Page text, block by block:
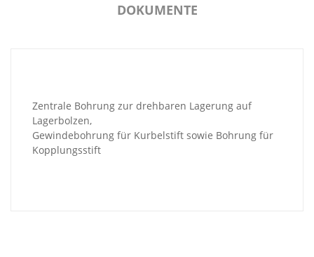
DOKUMENTE
Zentrale Bohrung zur drehbaren Lagerung auf
Lagerbolzen,
Gewindebohrung für Kurbelstift sowie Bohrung für
Kopplungsstift